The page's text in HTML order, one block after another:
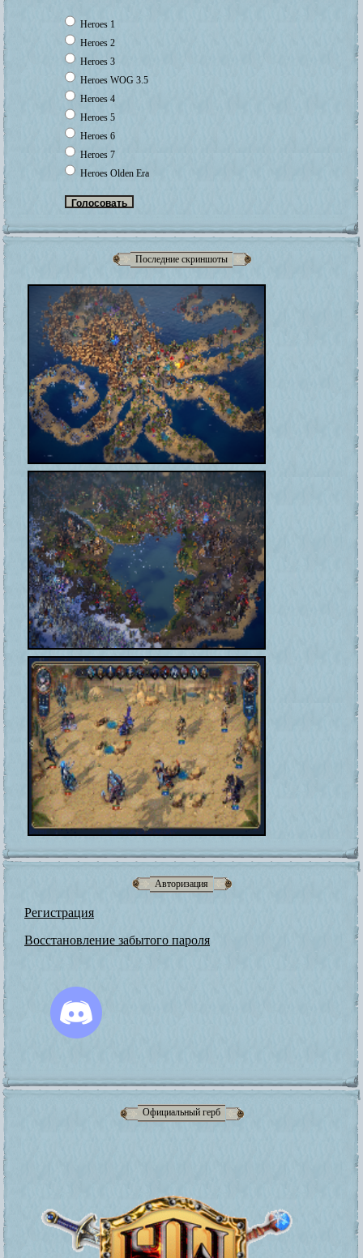
Heroes 1
Heroes 2
Heroes 3
Heroes WOG 3.5
Heroes 4
Heroes 5
Heroes 6
Heroes 7
Heroes Olden Era
Последние скриншоты
Авторизация
Регистрация
Восстановление забытого пароля
Официальный герб